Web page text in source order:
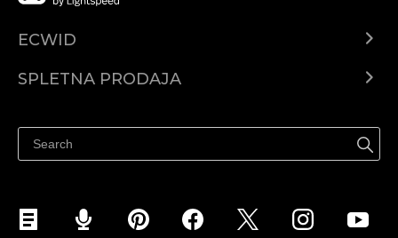
ECWID
SPLETNA PRODAJA
Prodaja na Instagramu